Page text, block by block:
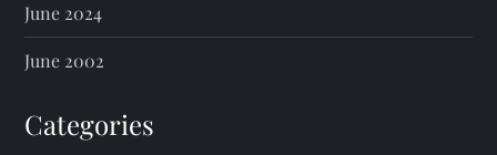
June 2024
June 2002
Categories